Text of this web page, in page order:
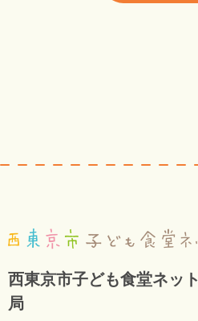
西東京市子ども食堂ネッ
局